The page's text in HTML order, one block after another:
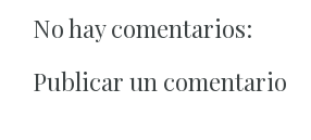
No hay comentarios:
Publicar un comentario